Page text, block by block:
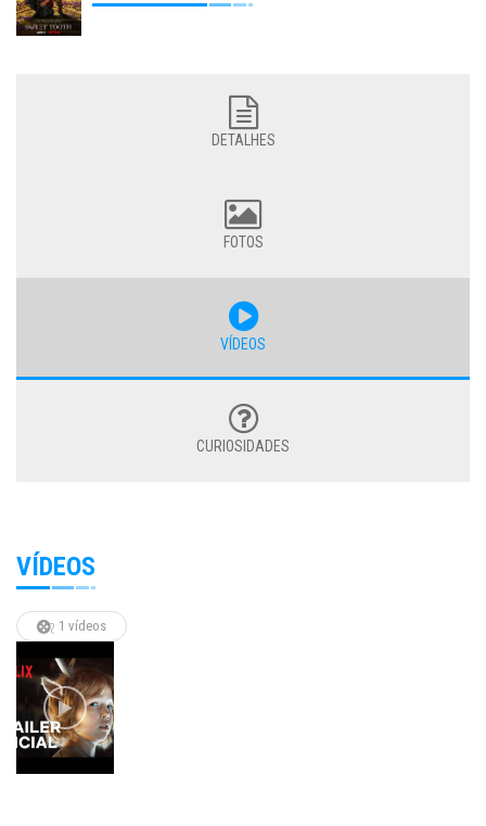
DETALHES
FOTOS
VÍDEOS
CURIOSIDADES
VÍDEOS
1 vídeos